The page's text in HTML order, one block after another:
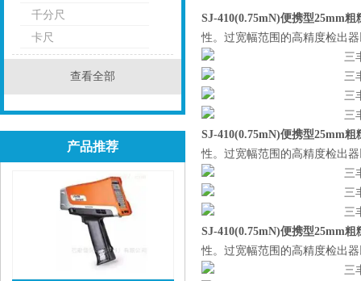
千分尺
卡尺
查看全部
产品推荐
SJ-410(0.75mN)便携型25mm
性。过宽幅范围的高精度检出
SJ-410(0.75mN)便携型25mm
性。过宽幅范围的高精度检出
SJ-410(0.75mN)便携型25mm
性。过宽幅范围的高精度检出